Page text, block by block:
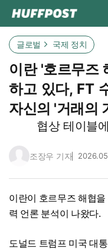
글로벌 국제 정치
이란 '호르무즈
하고 있다, FT
자신의 '거래의
협상 테이블
조장우 기자
이란이 호르무즈 해협
력 언론 분석이 나왔다.
도널드 트럼프 미국 대